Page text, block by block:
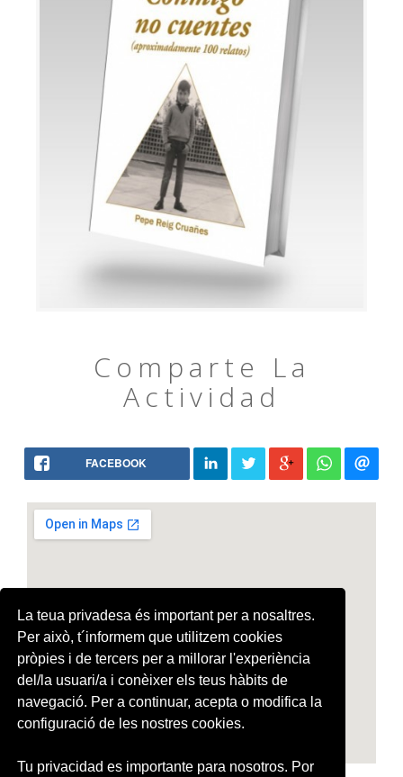
La teua privadesa és important per a nosaltres.
Per això, t´informem que utilitzem cookies
pròpies i de tercers per a millorar l'experiència
del/la usuari/a i conèixer els teus hàbits de
navegació. Per a continuar, acepta o modifica la
configuració de les nostres cookies.
Tu privacidad es importante para nosotros. Por
Comparte La
Actividad
FACEBOOK